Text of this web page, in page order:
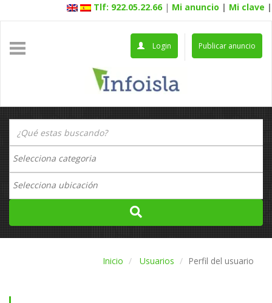
Tlf: 922.05.22.66 | Mi anuncio | Mi clave |
Publicar anuncio
Login
Inicio Usuarios Perfil del usuario